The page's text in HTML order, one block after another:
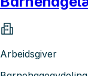
Arbeidsgiver